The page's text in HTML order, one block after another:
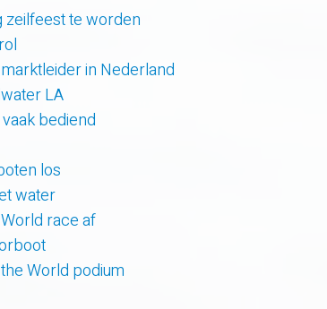
zeilfeest te worden
in Nederland
LA
bediend
los
water
race af
World podium